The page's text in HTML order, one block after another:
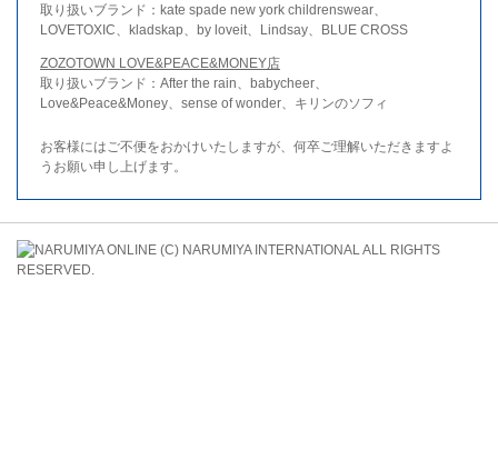
取り扱いブランド：kate spade new york childrenswear、
LOVETOXIC、kladskap、by loveit、Lindsay、BLUE CROSS
ZOZOTOWN LOVE&PEACE&MONEY店
取り扱いブランド：After the rain、babycheer、
Love&Peace&Money、sense of wonder、キリンのソフィ
お客様にはご不便をおかけいたしますが、何卒ご理解いただきますよ
うお願い申し上げます。